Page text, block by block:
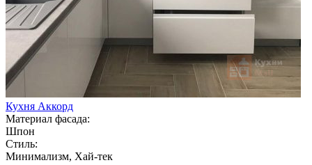
Кухня Аккорд
Материал фасада:
Шпон
Стиль:
Минимализм, Хай-тек